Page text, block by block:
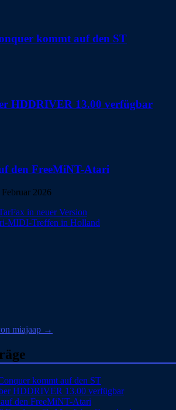
kommt auf den ST
HDDRIVER 13.00 verfügbar
den FreeMiNT-Atari
Februar 2026
in neuer Version
MIDI-Treffen in Holland
miajaap →
kommt auf den ST
HDDRIVER 13.00 verfügbar
den FreeMiNT-Atari